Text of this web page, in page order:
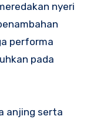
nyeri
performa
pada
anjing serta